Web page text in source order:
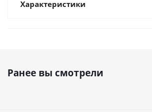
Характеристики
Ранее вы смотрели